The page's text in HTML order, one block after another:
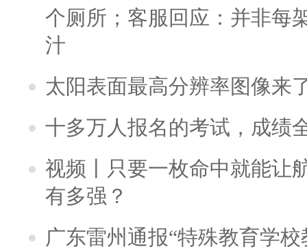
个厕所；客服回应：并非每
汁
太阳表面最高分辨率图像来
十多万人报名的考试，成绩
视频丨只要一枚命中就能让
有多强？
广东雷州通报“特殊教育学